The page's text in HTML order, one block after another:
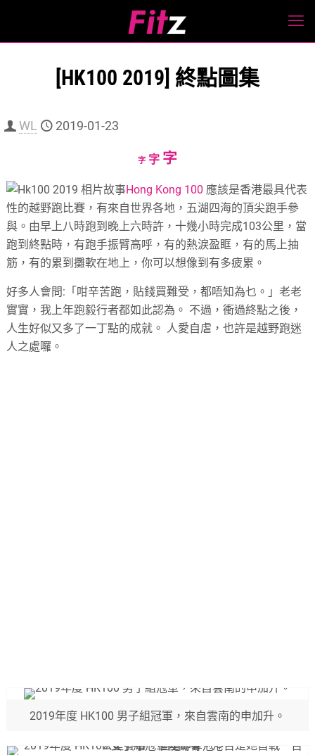
[HK100 2019] 終點圖集
WL 2019-01-23
字Decrease
size.
字Reset
size.
字Increase
size.
Hong Kong 100 應該是香港最具代表
性的越野跑比賽，有來自世界各地，五湖四海的頂尖跑手參
與。由早上八時跑到晚上六時許，十幾小時完成103公里，當
跑到終點時，有跑手振臂高呼，有的熱淚盈眶，有的馬上抽
筋，有的累到攤軟在地上，你可以想像到有多疲累。
好多人會問:「咁辛苦跑，貼錢買難受，都唔知為乜。」老老
實實，我上年跑毅行者都如此認為。 不過，衝過終點之後，
人生好似又多了一丁點的成就。 人愛自虐，也許是越野跑迷
人之處囉。
2019年度 HK100 男子組冠軍，來自雲南的申加升。